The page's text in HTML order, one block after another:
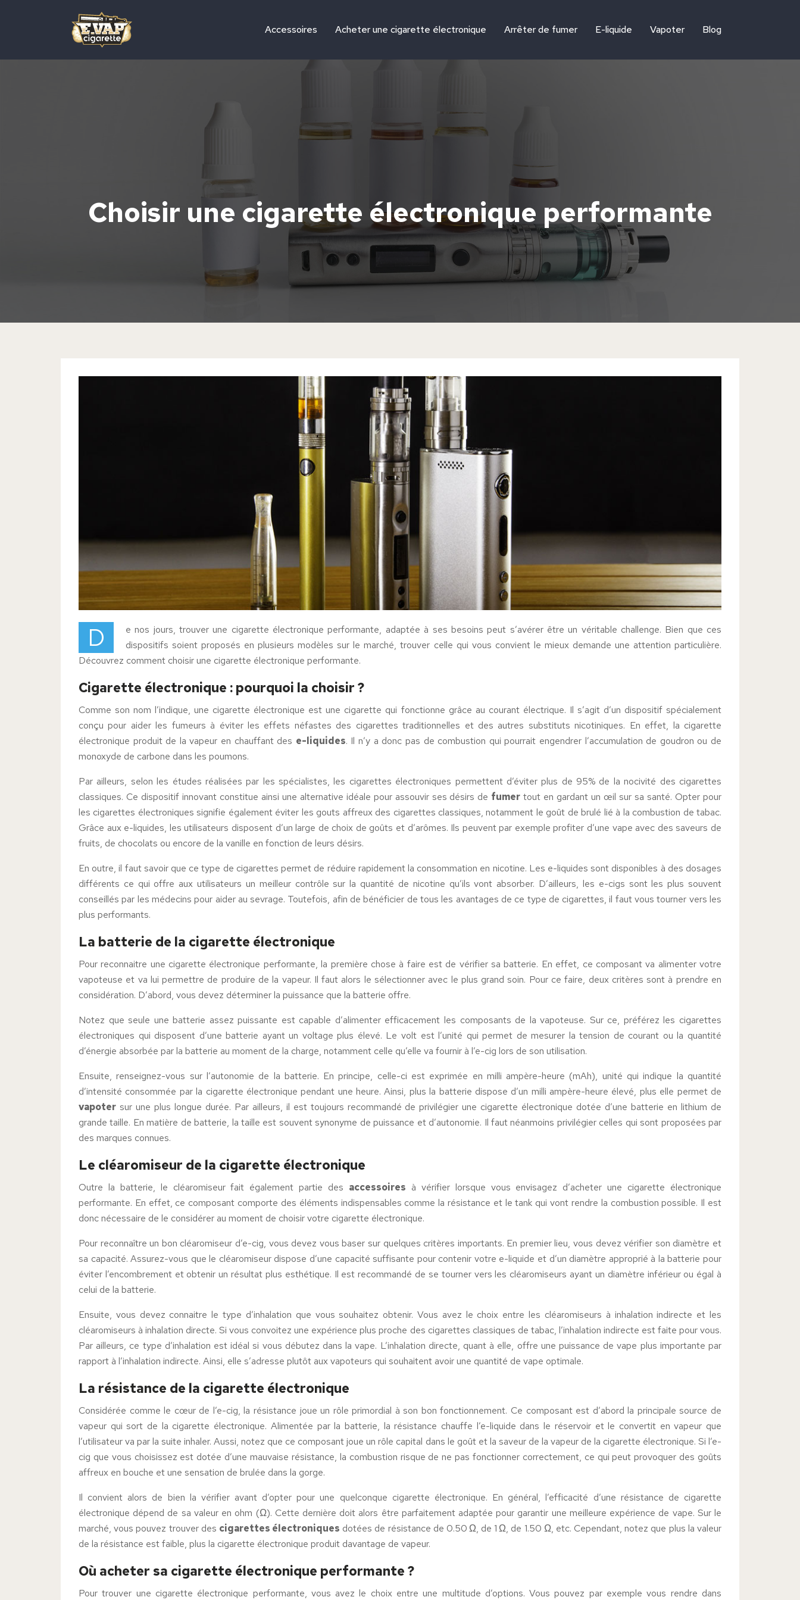
Accessoires Acheter une cigarette électronique Arrêter de fumer E-liquide Vapoter Blog
Choisir une cigarette électronique performante
D
e nos jours, trouver une cigarette électronique performante, adaptée à ses besoins peut s’avérer être un véritable challenge. Bien que ces
dispositifs soient proposés en plusieurs modèles sur le marché, trouver celle qui vous convient le mieux demande une attention particulière.
Découvrez comment choisir une cigarette électronique performante.
Cigarette électronique : pourquoi la choisir ?
Comme son nom l’indique, une cigarette électronique est une cigarette qui fonctionne grâce au courant électrique. Il s’agit d’un dispositif spécialement
conçu pour aider les fumeurs à éviter les effets néfastes des cigarettes traditionnelles et des autres substituts nicotiniques. En effet, la cigarette
électronique produit de la vapeur en chauffant des e-liquides. Il n’y a donc pas de combustion qui pourrait engendrer l’accumulation de goudron ou de
monoxyde de carbone dans les poumons.
Par ailleurs, selon les études réalisées par les spécialistes, les cigarettes électroniques permettent d’éviter plus de 95% de la nocivité des cigarettes
classiques. Ce dispositif innovant constitue ainsi une alternative idéale pour assouvir ses désirs de fumer tout en gardant un œil sur sa santé. Opter pour
les cigarettes électroniques signifie également éviter les gouts affreux des cigarettes classiques, notamment le goût de brulé lié à la combustion de tabac.
Grâce aux e-liquides, les utilisateurs disposent d’un large de choix de goûts et d’arômes. Ils peuvent par exemple profiter d’une vape avec des saveurs de
fruits, de chocolats ou encore de la vanille en fonction de leurs désirs.
En outre, il faut savoir que ce type de cigarettes permet de réduire rapidement la consommation en nicotine. Les e-liquides sont disponibles à des dosages
différents ce qui offre aux utilisateurs un meilleur contrôle sur la quantité de nicotine qu’ils vont absorber. D’ailleurs, les e-cigs sont les plus souvent
conseillés par les médecins pour aider au sevrage. Toutefois, afin de bénéficier de tous les avantages de ce type de cigarettes, il faut vous tourner vers les
plus performants.
La batterie de la cigarette électronique
Pour reconnaitre une cigarette électronique performante, la première chose à faire est de vérifier sa batterie. En effet, ce composant va alimenter votre
vapoteuse et va lui permettre de produire de la vapeur. Il faut alors le sélectionner avec le plus grand soin. Pour ce faire, deux critères sont à prendre en
considération. D’abord, vous devez déterminer la puissance que la batterie offre.
Notez que seule une batterie assez puissante est capable d’alimenter efficacement les composants de la vapoteuse. Sur ce, préférez les cigarettes
électroniques qui disposent d’une batterie ayant un voltage plus élevé. Le volt est l’unité qui permet de mesurer la tension de courant ou la quantité
d’énergie absorbée par la batterie au moment de la charge, notamment celle qu’elle va fournir à l’e-cig lors de son utilisation.
Ensuite, renseignez-vous sur l’autonomie de la batterie. En principe, celle-ci est exprimée en milli ampère-heure (mAh), unité qui indique la quantité
d’intensité consommée par la cigarette électronique pendant une heure. Ainsi, plus la batterie dispose d’un milli ampère-heure élevé, plus elle permet de
vapoter sur une plus longue durée. Par ailleurs, il est toujours recommandé de privilégier une cigarette électronique dotée d’une batterie en lithium de
grande taille. En matière de batterie, la taille est souvent synonyme de puissance et d’autonomie. Il faut néanmoins privilégier celles qui sont proposées par
des marques connues.
Le cléaromiseur de la cigarette électronique
Outre la batterie, le cléaromiseur fait également partie des accessoires à vérifier lorsque vous envisagez d’acheter une cigarette électronique
performante. En effet, ce composant comporte des éléments indispensables comme la résistance et le tank qui vont rendre la combustion possible. Il est
donc nécessaire de le considérer au moment de choisir votre cigarette électronique.
Pour reconnaître un bon cléaromiseur d’e-cig, vous devez vous baser sur quelques critères importants. En premier lieu, vous devez vérifier son diamètre et
sa capacité. Assurez-vous que le cléaromiseur dispose d’une capacité suffisante pour contenir votre e-liquide et d’un diamètre approprié à la batterie pour
éviter l’encombrement et obtenir un résultat plus esthétique. Il est recommandé de se tourner vers les cléaromiseurs ayant un diamètre inférieur ou égal à
celui de la batterie.
Ensuite, vous devez connaitre le type d’inhalation que vous souhaitez obtenir. Vous avez le choix entre les cléaromiseurs à inhalation indirecte et les
cléaromiseurs à inhalation directe. Si vous convoitez une expérience plus proche des cigarettes classiques de tabac, l’inhalation indirecte est faite pour vous.
Par ailleurs, ce type d’inhalation est idéal si vous débutez dans la vape. L’inhalation directe, quant à elle, offre une puissance de vape plus importante par
rapport à l’inhalation indirecte. Ainsi, elle s’adresse plutôt aux vapoteurs qui souhaitent avoir une quantité de vape optimale.
La résistance de la cigarette électronique
Considérée comme le cœur de l’e-cig, la résistance joue un rôle primordial à son bon fonctionnement. Ce composant est d’abord la principale source de
vapeur qui sort de la cigarette électronique. Alimentée par la batterie, la résistance chauffe l’e-liquide dans le réservoir et le convertit en vapeur que
l’utilisateur va par la suite inhaler. Aussi, notez que ce composant joue un rôle capital dans le goût et la saveur de la vapeur de la cigarette électronique. Si l’e-
cig que vous choisissez est dotée d’une mauvaise résistance, la combustion risque de ne pas fonctionner correctement, ce qui peut provoquer des goûts
affreux en bouche et une sensation de brulée dans la gorge.
Il convient alors de bien la vérifier avant d’opter pour une quelconque cigarette électronique. En général, l’efficacité d’une résistance de cigarette
électronique dépend de sa valeur en ohm (Ω). Cette dernière doit alors être parfaitement adaptée pour garantir une meilleure expérience de vape. Sur le
marché, vous pouvez trouver des cigarettes électroniques dotées de résistance de 0.50 Ω, de 1 Ω, de 1.50 Ω, etc. Cependant, notez que plus la valeur
de la résistance est faible, plus la cigarette électronique produit davantage de vapeur.
Où acheter sa cigarette électronique performante ?
Pour trouver une cigarette électronique performante, vous avez le choix entre une multitude d’options. Vous pouvez par exemple vous rendre dans